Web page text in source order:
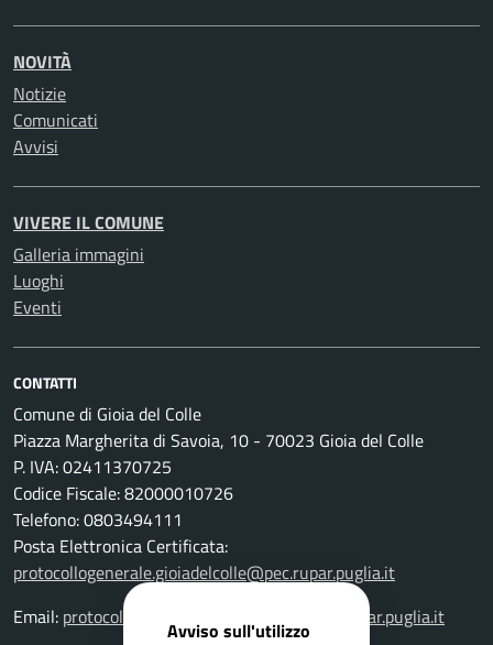
NOVITÀ
Notizie
Comunicati
Avvisi
VIVERE IL COMUNE
Galleria immagini
Luoghi
Eventi
CONTATTI
Comune di Gioia del Colle
Piazza Margherita di Savoia, 10 - 70023 Gioia del Colle
P. IVA: 02411370725
Codice Fiscale: 82000010726
Telefono: 0803494111
Posta Elettronica Certificata:
protocollogenerale.gioiadelcolle@pec.rupar.puglia.it
Email: protocollogenerale.gioiadelcolle@pec.rupar.puglia.it
Avviso sull'utilizzo